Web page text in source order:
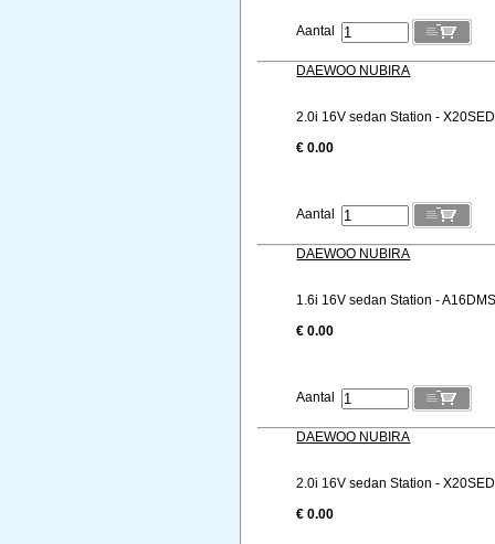
Aantal
DAEWOO NUBIRA
2.0i 16V sedan Station -
€ 0.00
Aantal
DAEWOO NUBIRA
1.6i 16V sedan Station -
€ 0.00
Aantal
DAEWOO NUBIRA
2.0i 16V sedan Station -
€ 0.00